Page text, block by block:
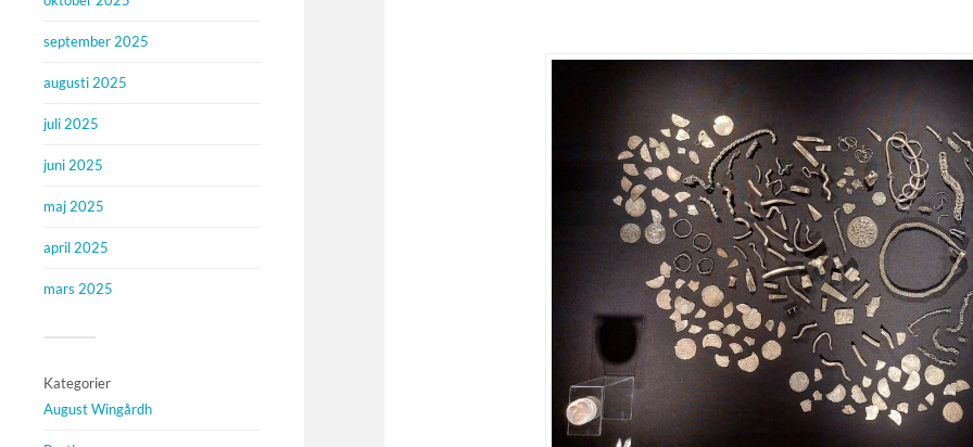
september 2025
augusti 2025
juli 2025
juni 2025
maj 2025
april 2025
mars 2025
Kategorier
August Wingårdh